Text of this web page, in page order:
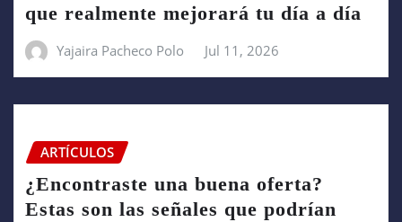
que realmente mejorará tu día a día
Yajaira Pacheco Polo Jul 11, 2026
ARTÍCULOS
¿Encontraste una buena oferta?
Estas son las señales que podrían